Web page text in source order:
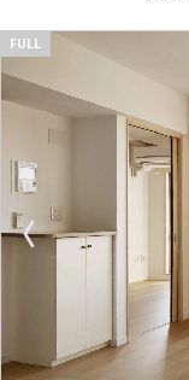
〈
FULL